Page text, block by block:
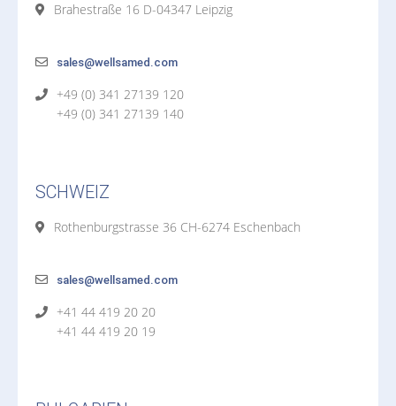
Brahestraße 16 D-04347 Leipzig
sales@wellsamed.com
+49 (0) 341 27139 120
+49 (0) 341 27139 140
SCHWEIZ
Rothenburgstrasse 36 CH-6274 Eschenbach
sales@wellsamed.com
+41 44 419 20 20
+41 44 419 20 19